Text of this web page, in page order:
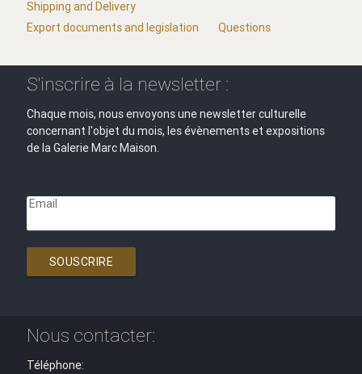
Shipping and Delivery
Export documents and legislation
Questions
S'inscrire à la newsletter :
Chaque mois, nous envoyons une newsletter culturelle
concernant l'objet du mois, les évènements et expositions
de la Galerie Marc Maison.
Email
SOUSCRIRE
Nous contacter:
Téléphone: